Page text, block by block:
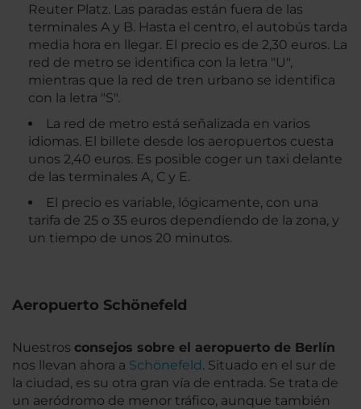
Reuter Platz. Las paradas están fuera de las
terminales A y B. Hasta el centro, el autobús tarda
media hora en llegar. El precio es de 2,30 euros. La
red de metro se identifica con la letra "U",
mientras que la red de tren urbano se identifica
con la letra "S".
La red de metro está señalizada en varios
idiomas. El billete desde los aeropuertos cuesta
unos 2,40 euros. Es posible coger un taxi delante
de las terminales A, C y E.
El precio es variable, lógicamente, con una
tarifa de 25 o 35 euros dependiendo de la zona, y
un tiempo de unos 20 minutos.
Aeropuerto Schönefeld
Nuestros consejos sobre el aeropuerto de Berlín
nos llevan ahora a Schönefeld. Situado en el sur de
la ciudad, es su otra gran vía de entrada. Se trata de
un aeródromo de menor tráfico, aunque también